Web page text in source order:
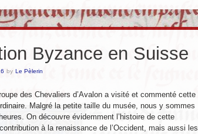
Byzance en Suisse
by Le Pèlerin
des Chevaliers d’Avalon a visité et commenté cette
Malgré la petite taille du musée, nous y sommes
On découvre évidemment l’histoire de cette
à la renaissance de l’Occident, mais aussi les